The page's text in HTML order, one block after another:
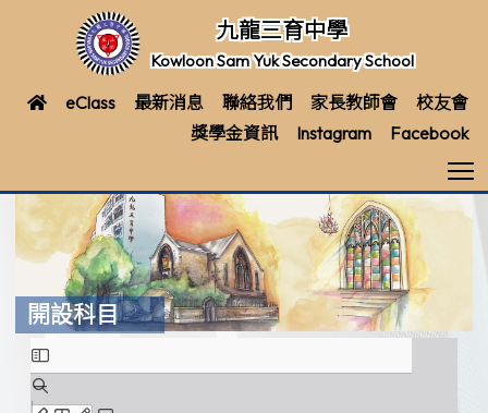
九龍三育中學
Kowloon Sam Yuk Secondary School
eClass 最新消息 聯絡我們 家長教師會
校友會
獎學金資訊
Instagram Facebook
開設科目